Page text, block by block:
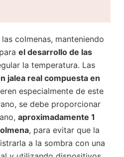
colmenas, manteniendo
el desarrollo de las
la temperatura. Las
jalea real compuesta en
especialmente de este
se debe proporcionar
aproximadamente 1
, para evitar que la
a la sombra con una